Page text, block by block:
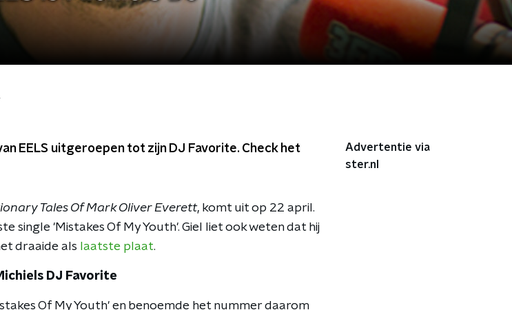
EELS uitgeroepen tot zijn DJ Favorite. Check het
Tales Of Mark Oliver Everett, komt uit op 22 april.
single 'Mistakes Of My Youth'. Giel liet ook weten dat hij
draaide als laatste plaat.
DJ Favorite
Of My Youth' en benoemde het nummer daarom
Advertentie via
ster.nl